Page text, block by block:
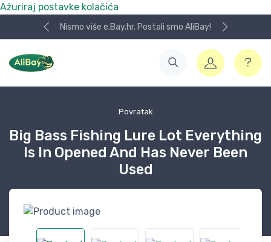
Ažuriraj postavke kolačića
Nismo više e.Bay.hr. Postali smo AliBay!
Povratak
Big Bass Fishing Lure Lot Everything
Is In Opened And Has Never Been
Used